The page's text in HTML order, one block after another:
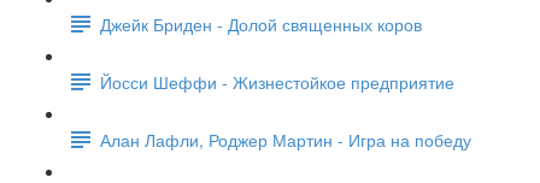
Джейк Бриден - Долой священных коров
Йосси Шеффи - Жизнестойкое предприятие
Алан Лафли, Роджер Мартин - Игра на победу